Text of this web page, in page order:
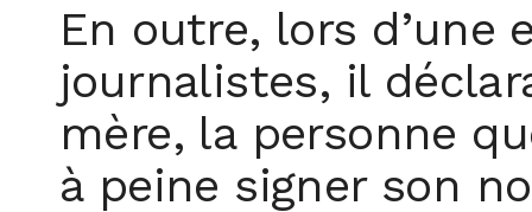
En outre, lors d’une
journalistes, il
mère, la personne
à peine signer son